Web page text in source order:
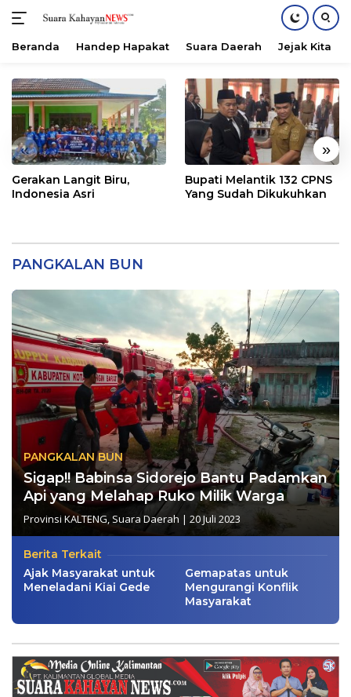
konten
Beranda Handep Hapakat Suara Daerah Jejak Kita
« »
Gerakan Langit Biru,
Indonesia Asri
Bupati Melantik 132 CPNS
Yang Sudah Dikukuhkan
PANGKALAN BUN
PANGKALAN BUN
Sigap!! Babinsa Sidorejo Bantu Padamkan
Api yang Melahap Ruko Milik Warga
Provinsi KALTENG,Suara Daerah | 20 Juli 2023
Berita Terkait
Ajak Masyarakat untuk
Meneladani Kiai Gede
Gemapatas untuk
Mengurangi Konflik
Masyarakat